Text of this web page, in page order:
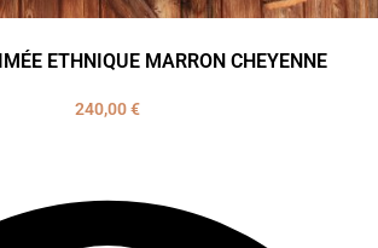
ETHNIQUE MARRON CHEYENNE
240,00€